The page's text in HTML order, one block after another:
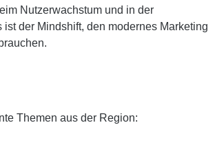
Nutzerwachstum und in der
ist der Mindshift, den modernes Marketing
Themen aus der Region: